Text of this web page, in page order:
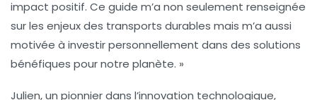
impact positif. Ce guide m’a non seulement renseignée
sur les enjeux des transports durables mais m’a aussi
motivée à investir personnellement dans des solutions
bénéfiques pour notre planète. »
Julien, un pionnier dans l’innovation technologique,